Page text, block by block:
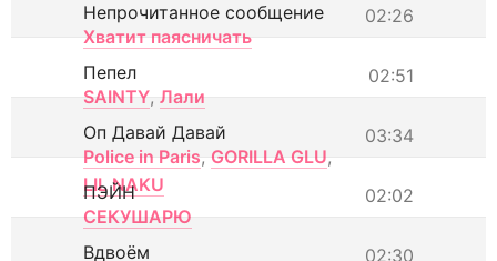
02:26
Непрочитанное сообщение
Хватит паясничать
02:51
Пепел
SAINTY, Лали
03:34
Оп Давай Давай
Police in Paris, GORILLA GLU,
LIL NAKU
02:02
ПЭЙН
СЕКУШАРЮ
02:30
Вдвоём